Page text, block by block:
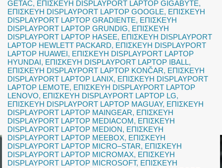
GETAC, ΕΠΙΣΚΕΥΗ DISPLAYPORT LAPTOP GIGABYTE,
ΕΠΙΣΚΕΥΗ DISPLAYPORT LAPTOP GOOGLE, ΕΠΙΣΚΕΥΗ
DISPLAYPORT LAPTOP GRADIENTE, ΕΠΙΣΚΕΥΗ
DISPLAYPORT LAPTOP GRUNDIG, ΕΠΙΣΚΕΥΗ
DISPLAYPORT LAPTOP HASEE, ΕΠΙΣΚΕΥΗ DISPLAYPORT
LAPTOP HEWLETT PACKARD, ΕΠΙΣΚΕΥΗ DISPLAYPORT
LAPTOP HUAWEI, ΕΠΙΣΚΕΥΗ DISPLAYPORT LAPTOP
HYUNDAI, ΕΠΙΣΚΕΥΗ DISPLAYPORT LAPTOP IBALL,
ΕΠΙΣΚΕΥΗ DISPLAYPORT LAPTOP KONČAR, ΕΠΙΣΚΕΥΗ
DISPLAYPORT LAPTOP LANIX, ΕΠΙΣΚΕΥΗ DISPLAYPORT
LAPTOP LEMOTE, ΕΠΙΣΚΕΥΗ DISPLAYPORT LAPTOP
LENOVO, ΕΠΙΣΚΕΥΗ DISPLAYPORT LAPTOP LG,
ΕΠΙΣΚΕΥΗ DISPLAYPORT LAPTOP MAGUAY, ΕΠΙΣΚΕΥΗ
DISPLAYPORT LAPTOP MAINGEAR, ΕΠΙΣΚΕΥΗ
DISPLAYPORT LAPTOP MEDIACOM, ΕΠΙΣΚΕΥΗ
DISPLAYPORT LAPTOP MEDION, ΕΠΙΣΚΕΥΗ
DISPLAYPORT LAPTOP MEEBOX, ΕΠΙΣΚΕΥΗ
DISPLAYPORT LAPTOP MICRO–STAR, ΕΠΙΣΚΕΥΗ
DISPLAYPORT LAPTOP MICROMAX, ΕΠΙΣΚΕΥΗ
DISPLAYPORT LAPTOP MICROSOFT, ΕΠΙΣΚΕΥΗ